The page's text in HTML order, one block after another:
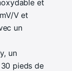
et
V et
un
un
pieds de